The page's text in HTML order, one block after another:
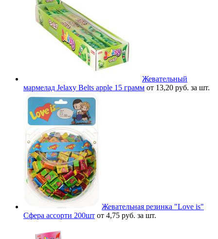
Жевательный
мармелад Jelaxy Belts apple 15 грамм от 13,20 руб. за шт.
Жевательная резинка "Love is"
Сфера ассорти 200шт от 4,75 руб. за шт.